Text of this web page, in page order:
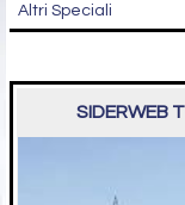
Altri Speciali
SIDERWEB